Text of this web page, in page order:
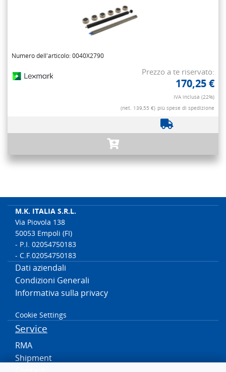
Numero dell'articolo: 0040X2790
Prezzo a te riservato:
170,25 €
IVA inclusa (22%)
(net. 139,55 €) più spese di spedizione
M.K. ITALIA S.R.L.
Via Piovola 138
50053 Empoli (FI)
- P.I. 02054750183
- C.F.02054750183
Dati aziendali
Condizioni Generali
Informativa sulla privacy
Cookie Settings
Service
RMA
Shipment